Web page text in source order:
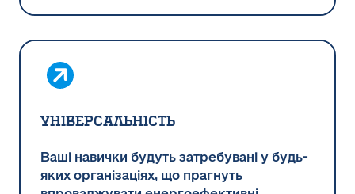
УНІВЕРСАЛЬНІСТЬ
Ваші навички будуть затребувані у будь-
яких організаціях, що прагнуть